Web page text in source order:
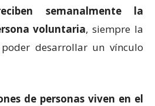
semanalmente la
voluntaria, siempre la
desarrollar un vínculo
de personas viven en el